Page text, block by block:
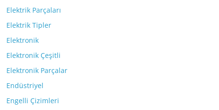
Elektrik Parçaları
Elektrik Tipler
Elektronik
Elektronik Çeşitli
Elektronik Parçalar
Endüstriyel
Engelli Çizimleri